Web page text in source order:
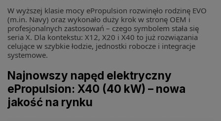
W wyższej klasie mocy ePropulsion rozwinęło rodzinę EVO
(m.in. Navy) oraz wykonało duży krok w stronę OEM i
profesjonalnych zastosowań – czego symbolem stała się
seria X. Dla kontekstu: X12, X20 i X40 to już rozwiązania
celujące w szybkie łodzie, jednostki robocze i integracje
systemowe.
Najnowszy napęd elektryczny
ePropulsion: X40 (40 kW) – nowa
jakość na rynku